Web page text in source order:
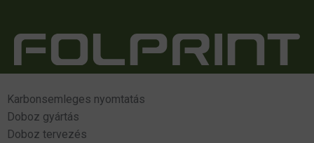
Karbonsemleges nyomtatás
Doboz gyártás
Doboz tervezés